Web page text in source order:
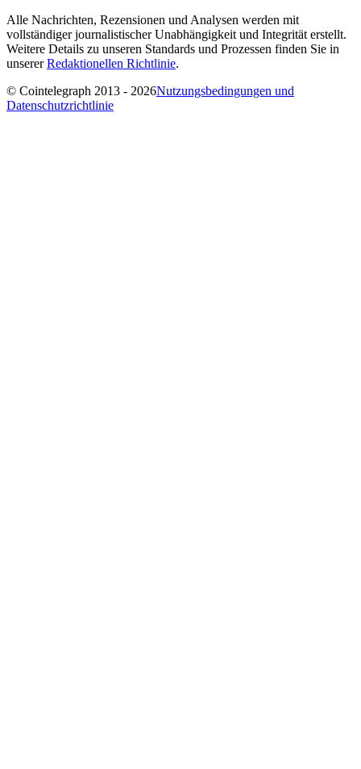
Alle Nachrichten, Rezensionen und Analysen werden mit
vollständiger journalistischer Unabhängigkeit und Integrität erstellt.
Weitere Details zu unseren Standards und Prozessen finden Sie in
unsererRedaktionellen Richtlinie.
© Cointelegraph 2013 - 2026Nutzungsbedingungen und
Datenschutzrichtlinie